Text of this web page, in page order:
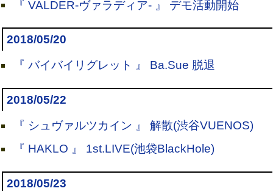
『 VALDER-ヴァラディア- 』 デモ活動開始
2018/05/20
『 バイバイリグレット 』 Ba.Sue 脱退
2018/05/22
『 シュヴァルツカイン 』 解散(渋谷VUENOS)
『 HAKLO 』 1st.LIVE(池袋BlackHole)
2018/05/23